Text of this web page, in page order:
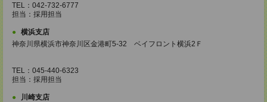
TEL：042-732-6777
担当：採用担当
横浜支店
神奈川県横浜市神奈川区金港町5‐32 ベイフロント横浜2Ｆ
TEL：045-440-6323
担当：採用担当
川崎支店